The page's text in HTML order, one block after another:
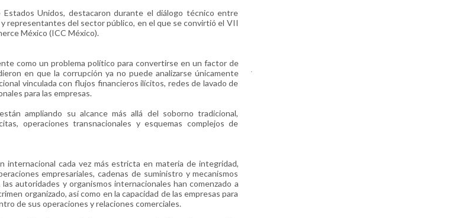
Unidos, destacaron durante el diálogo técnico entre
representantes del sector público, en el que se convirtió el VII
México (ICC México).
como un problema político para convertirse en un factor de
en que la corrupción ya no puede analizarse únicamente
vinculada con flujos financieros ilícitos, redes de lavado de
para las empresas.
ampliando su alcance más allá del soborno tradicional,
operaciones transnacionales y esquemas complejos de
internacional cada vez más estricta en materia de integridad,
empresariales, cadenas de suministro y mecanismos
autoridades y organismos internacionales han comenzado a
organizado, así como en la capacidad de las empresas para
de sus operaciones y relaciones comerciales.
.